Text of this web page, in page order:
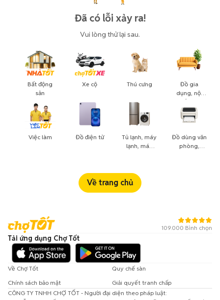
Đã có lỗi xảy ra!
Vui lòng thử lại sau.
Bất động
sản
Việc làm
Xe cộ
Đồ điện tử
Thú cưng
Tủ lạnh, máy
lạnh, máy
Đồ gia
dụng, nội
thất, cây
cảnh
Đồ dùng văn
phòng,
Về trang chủ
109.000 Bình chọn
Tải ứng dụng Chợ Tốt
Về Chợ Tốt
Quy chế sàn
Chính sách bảo mật
Giải quyết tranh chấp
CÔNG TY TNHH CHỢ TỐT - Người đại diện theo pháp luật: